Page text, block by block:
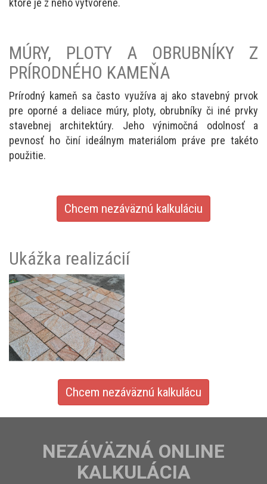
ktoré je z neho vytvorené.
MÚRY, PLOTY A OBRUBNÍKY Z
PRÍRODNÉHO KAMEŇA
Prírodný kameň sa často využíva aj ako stavebný prvok
pre oporné a deliace múry, ploty, obrubníky či iné prvky
stavebnej architektúry. Jeho výnimočná odolnosť a
pevnosť ho činí ideálnym materiálom práve pre takéto
použitie.
Chcem nezáväznú kalkuláciu
Ukážka realizácií
Chcem nezáväznú kalkulácu
NEZÁVÄZNÁ ONLINE
KALKULÁCIA